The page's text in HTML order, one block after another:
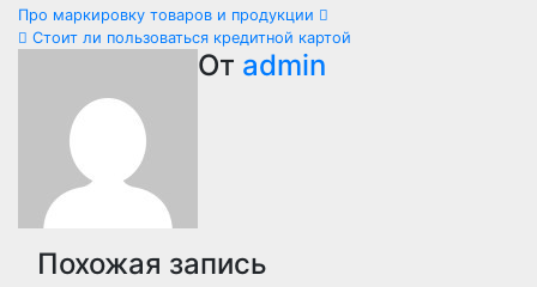
Навигация
записям
Про маркировку товаров и продукции
Стоит ли пользоваться кредитной картой
От admin
Похожая запись